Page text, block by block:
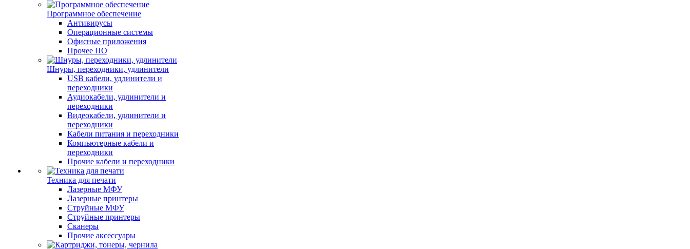
Программное обеспечение
Антивирусы
Операционные системы
Офисные приложения
Прочее ПО
Шнуры, переходники, удлинители
USB кабели, удлинители и
переходники
Аудиокабели, удлинители и
переходники
Видеокабели, удлинители и
переходники
Кабели питания и переходники
Компьютерные кабели и
переходники
Прочие кабели и переходники
Техника для печати
Лазерные МФУ
Лазерные принтеры
Струйные МФУ
Струйные принтеры
Сканеры
Прочие аксессуары